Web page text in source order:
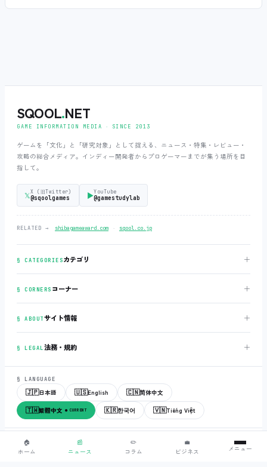
SQOOL.NET
GAME INFORMATION MEDIA ‧ SINCE 2013
ゲームを「文化」と「研究対象」として捉える、ニュース・特集・レビュー・
攻略の総合メディア。インディー開発者からプロゲーマーまでが集う場所を目
指して。
𝕏X (旧Twitter)
@sqoolgames ▶YouTube
@gamestudylab
RELATED → shibagameaward.com ‧ sqool.co.jp
§ CATEGORIESカテゴリ ＋
§ CORNERS コーナー ＋
§ ABOUTサイト情報 ＋
§ LEGAL法務・規約 ＋
§ LANGUAGE
🇯🇵日本語 🇺🇸English 🇨🇳简体中文
🇹🇼繁體中文 ● CURRENT 🇰🇷한국어 🇻🇳Tiếng Việt
© 2018-2026 sqool.co.jp ‧ All rights reserved. v3.0.0 build 20260505
● ALL SYSTEMS NORMAL
🏠
ホーム
📰
ニュース
✏️
コラム
💼
ビジネス
メニュー